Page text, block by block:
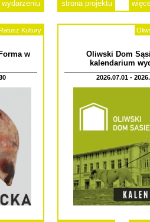
strona projektu
Kultury
w
Oliwski Dom
kalendarium
2026.07.01 -